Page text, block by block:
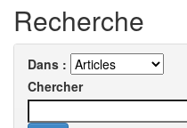
Recherche
Dans :
Chercher